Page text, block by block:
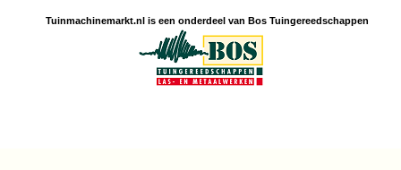
Tuinmachinemarkt.nl is een onderdeel van Bos Tuingereedschappen